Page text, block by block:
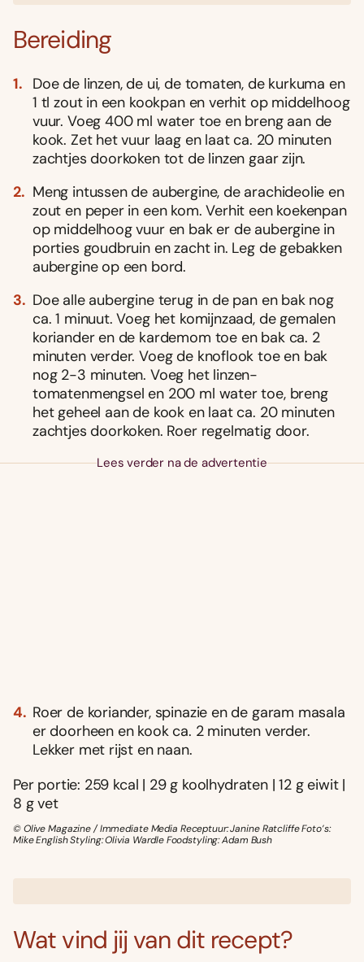
Bereiding
Doe de linzen, de ui, de tomaten, de kurkuma en
1 tl zout in een kookpan en verhit op middelhoog
vuur. Voeg 400 ml water toe en breng aan de
kook. Zet het vuur laag en laat ca. 20 minuten
zachtjes doorkoken tot de linzen gaar zijn.
Meng intussen de aubergine, de arachideolie en
zout en peper in een kom. Verhit een koekenpan
op middelhoog vuur en bak er de aubergine in
porties goudbruin en zacht in. Leg de gebakken
aubergine op een bord.
Doe alle aubergine terug in de pan en bak nog
ca. 1 minuut. Voeg het komijnzaad, de gemalen
koriander en de kardemom toe en bak ca. 2
minuten verder. Voeg de knoflook toe en bak
nog 2-3 minuten. Voeg het linzen-
tomatenmengsel en 200 ml water toe, breng
het geheel aan de kook en laat ca. 20 minuten
zachtjes doorkoken. Roer regelmatig door.
Lees verder na de advertentie
Roer de koriander, spinazie en de garam masala
er doorheen en kook ca. 2 minuten verder.
Lekker met rijst en naan.
Per portie: 259 kcal | 29 g koolhydraten | 12 g eiwit |
8 g vet
© Olive Magazine / Immediate Media Receptuur: Janine Ratcliffe Foto’s:
Mike English Styling: Olivia Wardle Foodstyling: Adam Bush
Wat vind jij van dit recept?